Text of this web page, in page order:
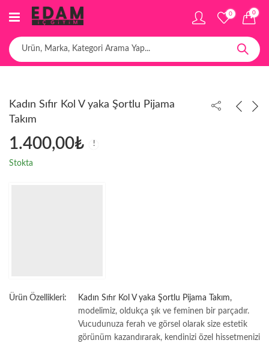
0 0
Kadın Sıfır Kol V yaka Şortlu Pijama
Takım
1.400,00₺
Stokta
Ürün Özellikleri:
Kadın Sıfır Kol V yaka Şortlu Pijama Takım,
modelimiz, oldukça şık ve feminen bir parçadır.
Vucudunuza ferah ve görsel olarak size estetik
görünüm kazandırarak, kendinizi özel hissetmenizi